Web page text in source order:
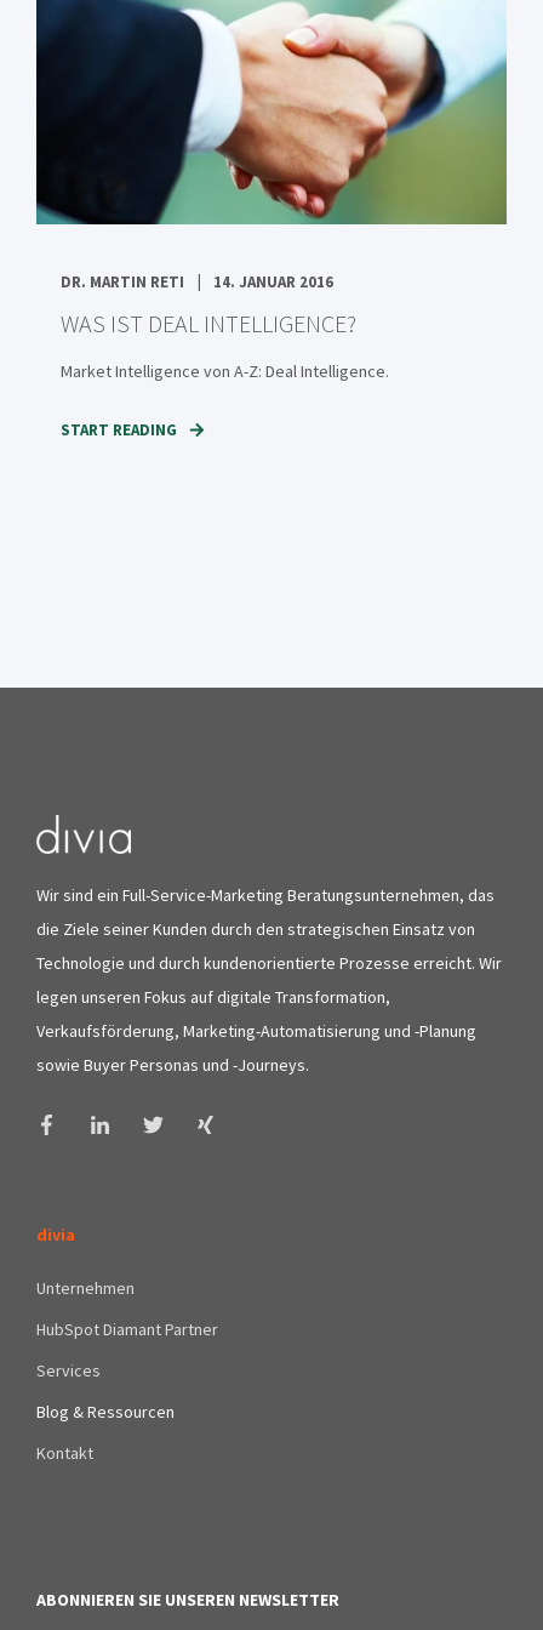
DR. MARTIN RETI 14. JANUAR 2016
WAS IST DEAL INTELLIGENCE?
Market Intelligence von A-Z: Deal Intelligence.
START READING
Wir sind ein Full-Service-Marketing Beratungsunternehmen, das
die Ziele seiner Kunden durch den strategischen Einsatz von
Technologie und durch kundenorientierte Prozesse erreicht. Wir
legen unseren Fokus auf digitale Transformation,
Verkaufsförderung, Marketing-Automatisierung und -Planung
sowie Buyer Personas und -Journeys.
divia
Unternehmen
HubSpot Diamant Partner
Services
Blog & Ressourcen
Kontakt
ABONNIEREN SIE UNSEREN NEWSLETTER